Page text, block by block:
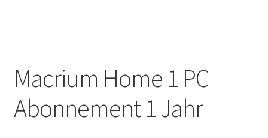
Macrium Home 1 PC
Abonnement 1 Jahr